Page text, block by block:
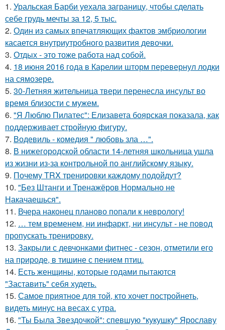
1. Уральская Барби уехала заграницу, чтобы сделать
себе грудь мечты за 12, 5 тыс.
2. Один из самых впечатляющих фактов эмбриологии
касается внутриутробного развития девочки.
3. Отдых - это тоже работа над собой.
4. 18 июня 2016 года в Карелии шторм перевернул лодки
на сямозере.
5. 30-Летняя жительница твери перенесла инсульт во
время близости с мужем.
6. "Я Люблю Пилатес": Елизавета боярская показала, как
поддерживает стройную фигуру.
7. Водевиль - комедия " любовь зла …".
8. В нижегородской области 14-летняя школьница ушла
из жизни из-за контрольной по английскому языку.
9. Почему TRX тренировки каждому подойдут?
10. "Без Штанги и Тренажёров Нормально не
Накачаешься".
11. Вчера наконец планово попали к неврологу!
12. … тем временем, ни инфаркт, ни инсульт - не повод
пропускать тренировку.
13. Закрыли с девчонками фитнес - сезон, отметили его
на природе, в тишине с пением птиц.
14. Есть женщины, которые годами пытаются
"Заставить" себя худеть.
15. Самое приятное для той, кто хочет постройнеть,
видеть минус на весах с утра.
16. "Ты Была Звездочкой": спевшую "кукушку" Ярославу